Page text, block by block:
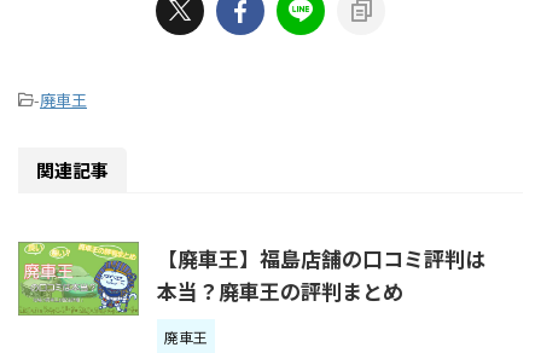
-廃車王
関連記事
【廃車王】福島店舗の口コミ評判は
本当？廃車王の評判まとめ
廃車王